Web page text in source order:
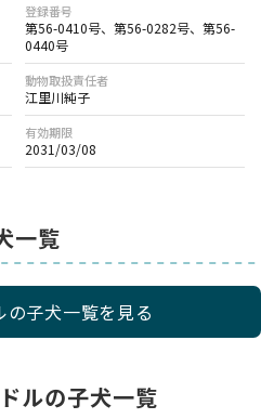
登録番号
第56-0410号、第56-0282号、第56-
0440号
動物取扱責任者
江里川純子
有効期限
2031/03/08
一覧
の子犬一覧を見る
ルの子犬一覧